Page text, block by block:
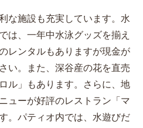
な施設も充実しています。水
は、一年中水泳グッズを揃え
レンタルもありますが現金が
い。また、深谷産の花を直売
ル」もあります。さらに、地
ューが好評のレストラン「マ
。パティオ内では、水遊びだ